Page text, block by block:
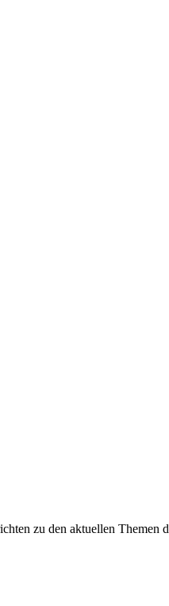
zu den aktuellen Themen